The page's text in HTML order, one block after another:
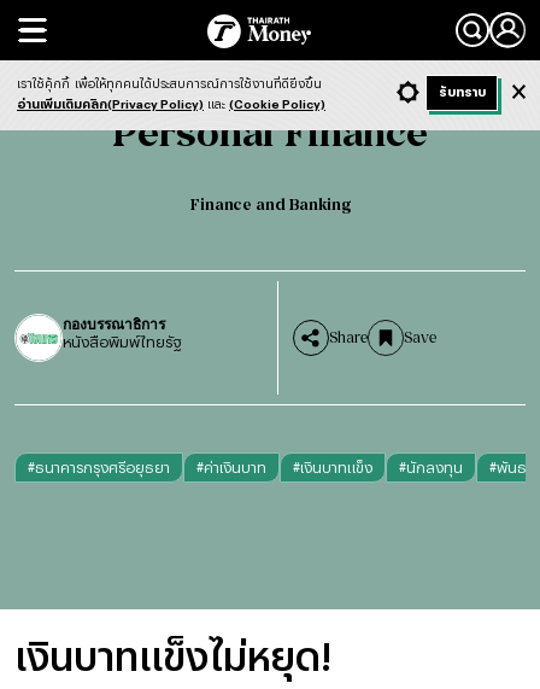
Search
Personal Finance Finance and Banking
Personal Finance
Finance and Banking
กองบรรณาธิการ
หนังสือพิมพ์ไทยรัฐ Share Save
#ธนาคารกรุงศรีอยุธยา #ค่าเงินบาท #เงินบาทแข็ง #นักลงทุน #พันธบั
เงินบาทแข็งไม่หยุด!
- ก + ก Dark ฟังข่าว
เราใช้คุ้กกี้ เพื่อให้ทุกคนได้ประสบการณ์การใช้งานที่ดียิ่งขึ้น
อ่านเพิ่มเติมคลิก(Privacy Policy) และ (Cookie Policy)
รับทราบ